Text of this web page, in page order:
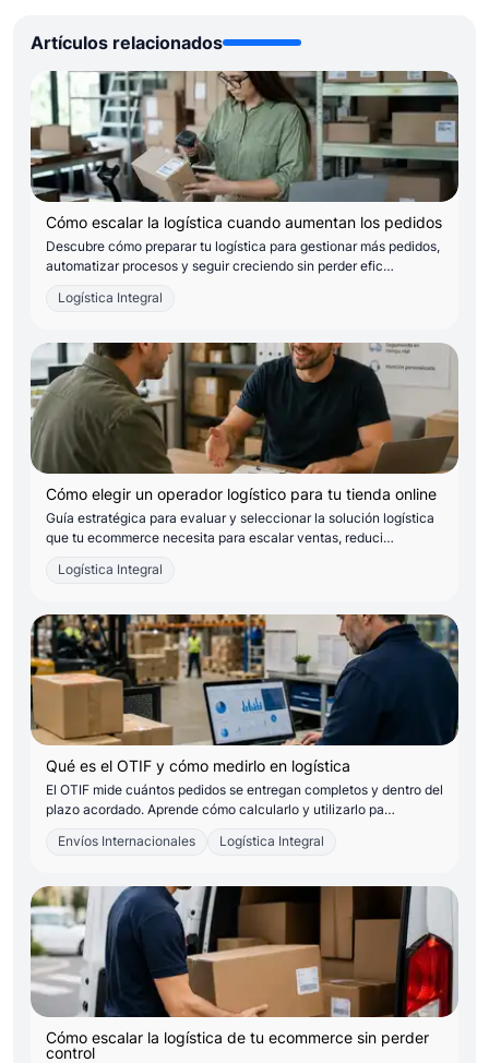
Artículos relacionados
Cómo escalar la logística cuando aumentan los pedidos
Descubre cómo preparar tu logística para gestionar más pedidos,
automatizar procesos y seguir creciendo sin perder efic…
Logística Integral
Cómo elegir un operador logístico para tu tienda online
Guía estratégica para evaluar y seleccionar la solución logística
que tu ecommerce necesita para escalar ventas, reduci…
Logística Integral
Qué es el OTIF y cómo medirlo en logística
El OTIF mide cuántos pedidos se entregan completos y dentro del
plazo acordado. Aprende cómo calcularlo y utilizarlo pa…
Envíos Internacionales Logística Integral
Cómo escalar la logística de tu ecommerce sin perder
control